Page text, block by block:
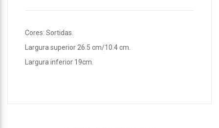
Cores: Sortidas.
Largura superior 26.5 cm/10.4 cm.
Largura inferior 19cm.